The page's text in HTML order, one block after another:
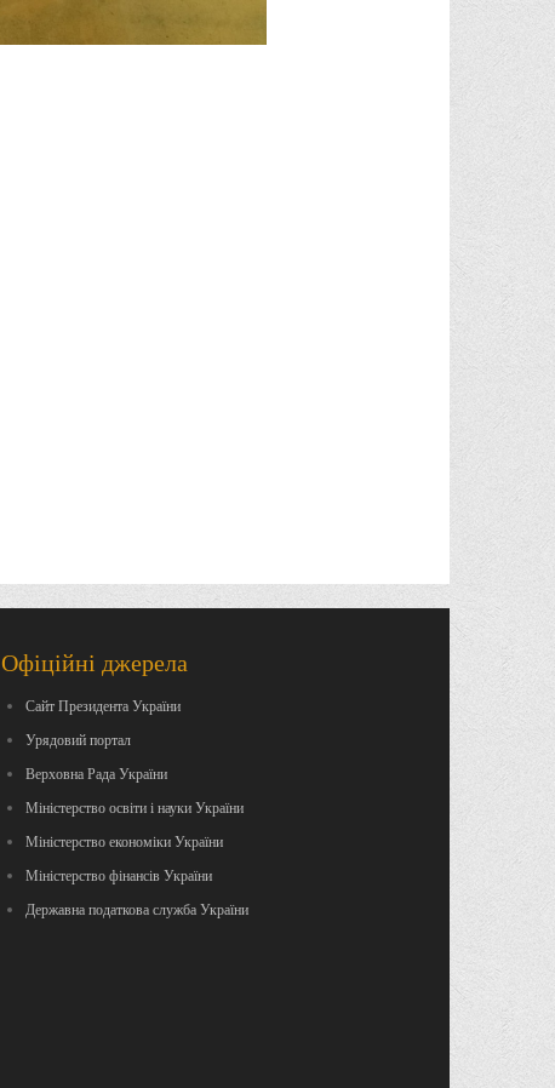
Офіційні джерела
Сайт Президента України
Урядовий портал
Верховна Рада України
Міністерство освіти і науки України
Міністерство економіки України
Міністерство фінансів України
Державна податкова служба України